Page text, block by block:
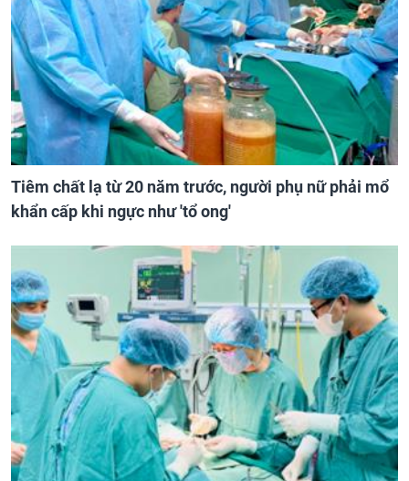
Tiêm chất lạ từ 20 năm trước, người phụ nữ phải mổ
khẩn cấp khi ngực như 'tổ ong'